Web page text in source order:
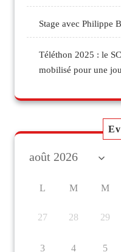
Stage avec Philippe
Téléthon 2025 : le
mobilisé pour une
L M M
27 28 29
3 4 5